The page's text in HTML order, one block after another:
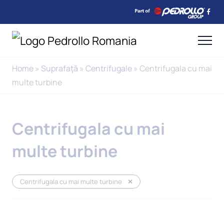
Home» Suprafaţă » Centrifugale» Centrifugala cu mai
multe turbine
Centrifugala cu mai
multe turbine
Centrifugala cu mai multe turbine